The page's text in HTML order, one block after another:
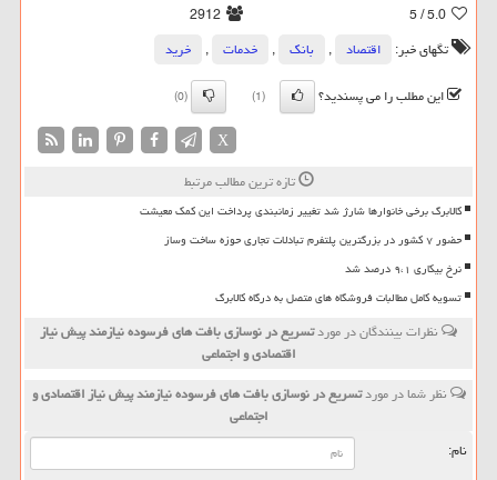
5.0
/ 5
2912
تگهای خبر:
اقتصاد , بانك , خدمات ,
خرید
این مطلب را می پسندید؟
(1)
(0)
X
تازه ترین مطالب مرتبط
کالابرگ برخی خانوارها شارژ شد تغییر زمانبندی پرداخت این کمک معیشت
حضور ۷ کشور در بزرگترین پلتفرم تبادلات تجاری حوزه ساخت وساز
نرخ بیکاری ۹،۱ درصد شد
تسویه کامل مطالبات فروشگاه های متصل به درگاه کالابرگ
نظرات بینندگان در موردتسریع در نوسازی بافت های فرسوده نیازمند پیش نیاز
اقتصادی و اجتماعی
نظر شما در موردتسریع در نوسازی بافت های فرسوده نیازمند پیش نیاز اقتصادی و
اجتماعی
نام: